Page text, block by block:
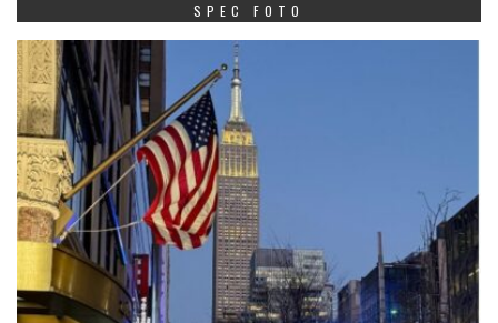
SPEC FOTO